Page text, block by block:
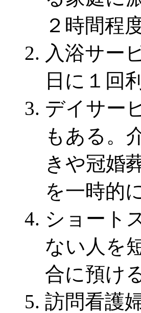
２時間程
入浴サー
日に１回
デイサー
もある。
きや冠婚
を一時的
ショート
ない人を
合に預け
訪問看護